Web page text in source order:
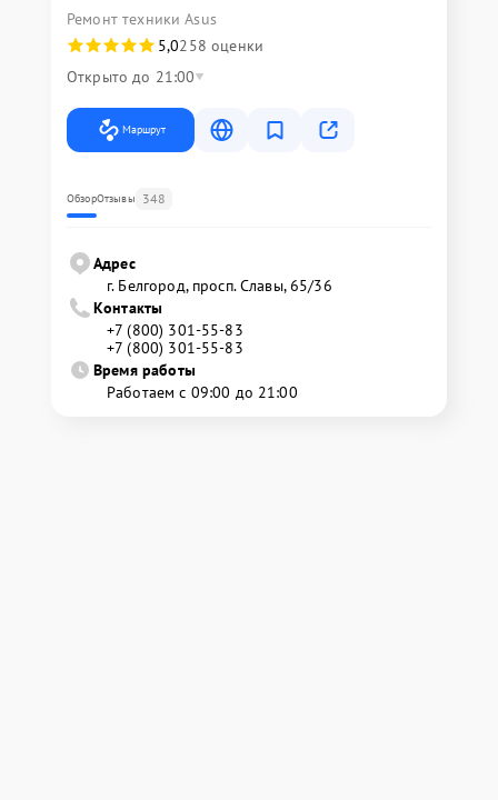
Ремонт техники Asus
5,0258 оценки
Открыто до 21:00
Маршрут
ОбзорОтзывы 348
Адрес
г. Белгород, просп. Славы, 65/36
Контакты
+7 (800) 301-55-83
+7 (800) 301-55-83
Время работы
Работаем с 09:00 до 21:00